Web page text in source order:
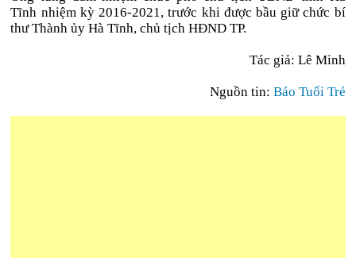
Tĩnh nhiệm kỳ 2016-2021, trước khi được bầu giữ chức bí
thư Thành ủy Hà Tĩnh, chủ tịch HĐND TP.
Tác giả: Lê Minh
Nguồn tin: Báo Tuổi Trẻ